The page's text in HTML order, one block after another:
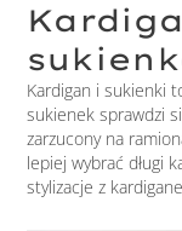
Kardigan i sukienki
sukienek sprawdzi
zarzucony na
lepiej wybrać długi
stylizacje z